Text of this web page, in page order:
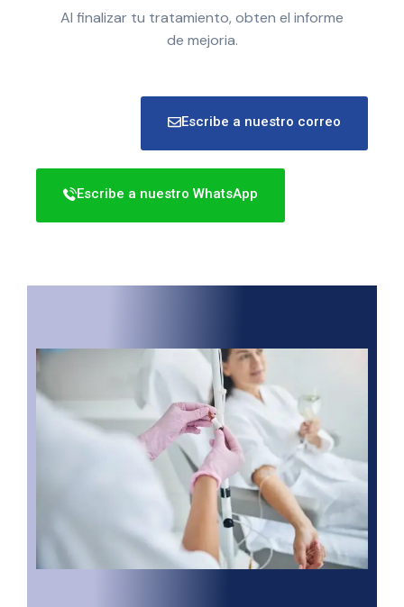
Al finalizar tu tratamiento, obten el informe
de mejoria.
Escribe a nuestro correo
Escribe a nuestro WhatsApp